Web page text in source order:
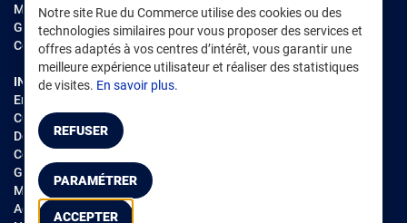
Notre site Rue du Commerce utilise des cookies ou des
technologies similaires pour vous proposer des services et
offres adaptés à vos centres d’intérêt, vous garantir une
meilleure expérience utilisateur et réaliser des statistiques
de visites. En savoir plus.
REFUSER
PARAMÉTRER
ACCEPTER
Modes de règlements
Garantie et retours
Contacter Rue du Commerce
INFORMATIONS LÉGALES
Environnement
CGV /CGU Marketplace
Données personnelles
Cookies
Gérer mes cookies
Mentions légales
Accessibilité : non conforme